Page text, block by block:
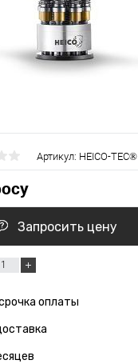
Артикул: HEICO-TEC®
Запросить цену
оплаты